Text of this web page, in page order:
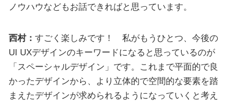
ノウハウなどもお話できればと思っています。
西村： すごく楽しみです！ 私がもうひとつ、今後の
UI UXデザインのキーワードになると思っているのが
「スペーシャルデザイン」です。これまで平面的で良
かったデザインから、より立体的で空間的な要素を踏
まえたデザインが求められるようになっていくと考え